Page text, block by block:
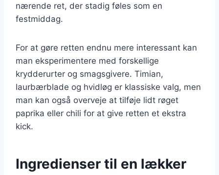
nærende ret, der stadig føles som en
festmiddag.
For at gøre retten endnu mere interessant kan
man eksperimentere med forskellige
krydderurter og smagsgivere. Timian,
laurbærblade og hvidløg er klassiske valg, men
man kan også overveje at tilføje lidt røget
paprika eller chili for at give retten et ekstra
kick.
Ingredienser til en lækker